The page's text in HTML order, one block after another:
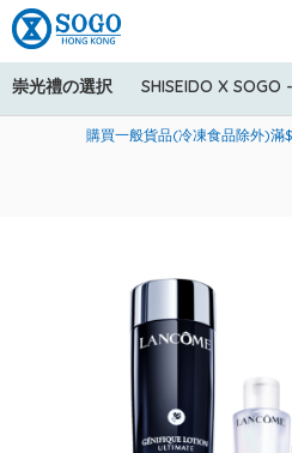
崇光禮の選択 SHISEIDO X SOGO
美國運通Explorer®信用卡會員購
購買一般貨品(冷凍食品除外)
寄送中國內地服務只適用於指定商